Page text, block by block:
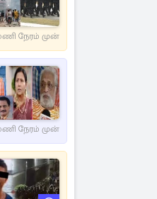
நேரம் முன்
நேரம் முன்